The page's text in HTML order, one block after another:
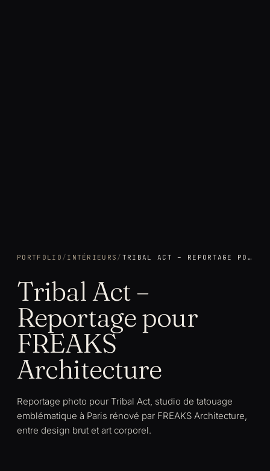
PORTFOLIO / INTÉRIEURS / TRIBAL ACT – REPORTAGE POUR FREAKS ARCHITECTURE
Tribal Act –
Reportage pour
FREAKS
Architecture
Reportage photo pour Tribal Act, studio de tatouage
emblématique à Paris rénové par FREAKS Architecture,
entre design brut et art corporel.